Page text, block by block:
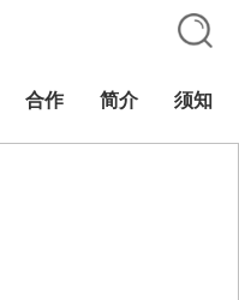
合作 简介
须知